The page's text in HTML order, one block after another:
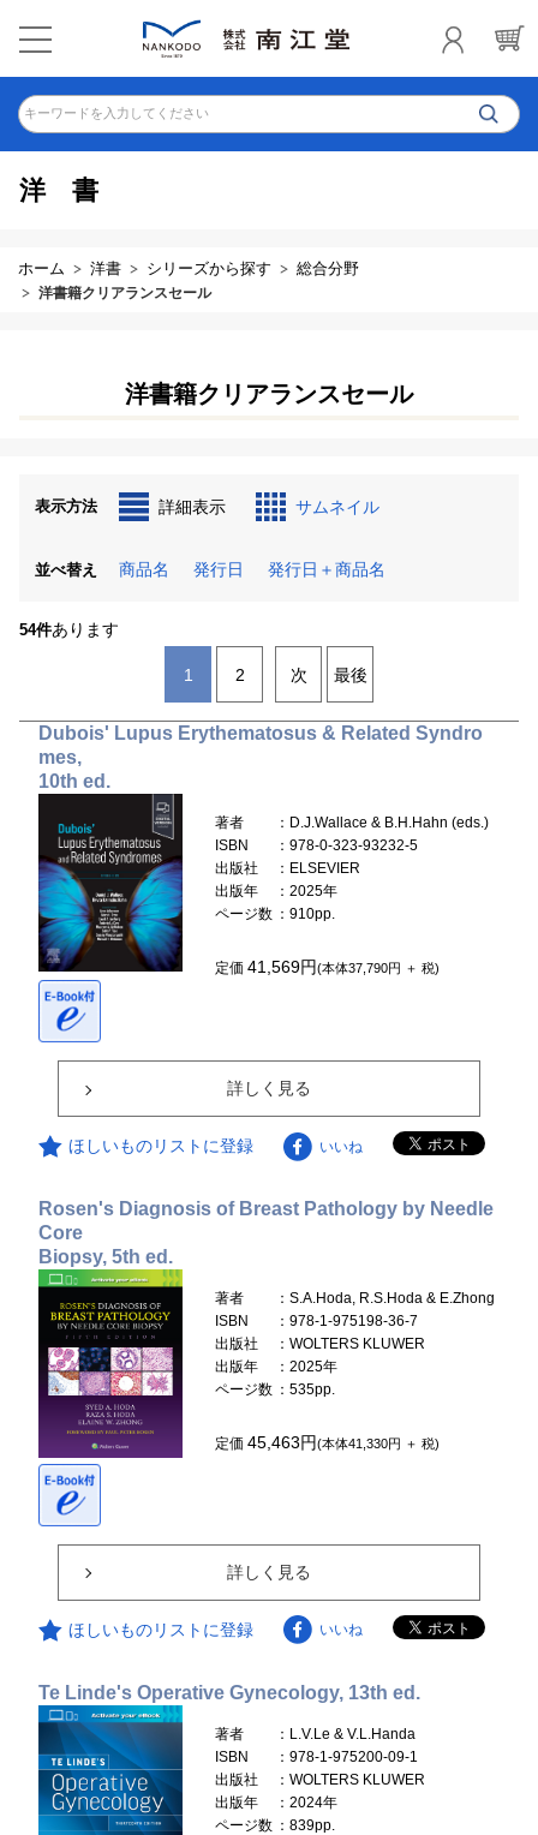
キーワードを入力してください
洋書
ホーム 洋書 シリーズから探す 総合分野
洋書籍クリアランスセール
洋書籍クリアランスセール
表示方法 詳細表示 サムネイル
並べ替え 商品名 発行日 発行日＋商品名
54件あります
1 2 次 最後
Dubois' Lupus Erythematosus & Related Syndro
mes,
10th ed.
著者
：D.J.Wallace & B.H.Hahn (eds.)
ISBN
：978-0-323-93232-5
出版社
：ELSEVIER
出版年
：2025年
ページ数 ：910pp.
定価41,569円(本体37,790円 ＋ 税)
詳しく見る
ほしいものリストに登録 いいね
Rosen's Diagnosis of Breast Pathology by Needle
Core
Biopsy, 5th ed.
著者
：S.A.Hoda, R.S.Hoda & E.Zhong
ISBN
：978-1-975198-36-7
出版社
：WOLTERS KLUWER
出版年
：2025年
ページ数 ：535pp.
定価45,463円(本体41,330円 ＋ 税)
詳しく見る
ほしいものリストに登録 いいね
Te Linde's Operative Gynecology, 13th ed.
著者
：L.V.Le & V.L.Handa
ISBN
：978-1-975200-09-1
出版社
：WOLTERS KLUWER
出版年
：2024年
ページ数 ：839pp.